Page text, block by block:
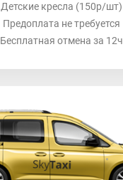
Детские кресла (150р/шт)
Предоплата не требуется
Бесплатная отмена за 12ч